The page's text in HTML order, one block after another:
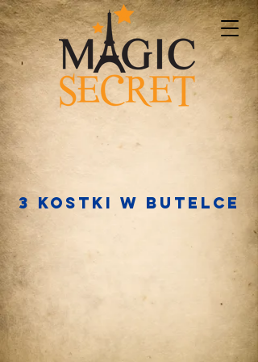
3 kostki w butelce